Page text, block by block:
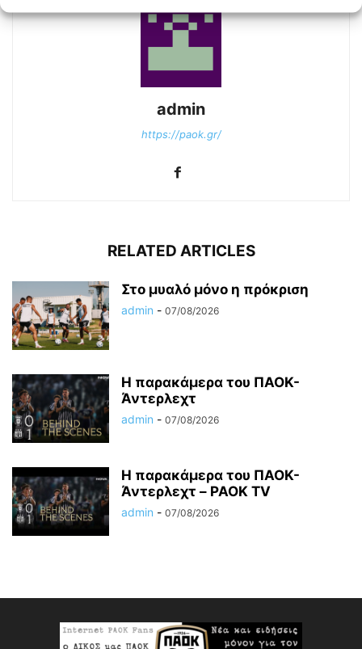
admin
https://paok.gr/
RELATED ARTICLES
Στο μυαλό μόνο η πρόκριση
admin - 07/08/2026
Η παρακάμερα του ΠΑΟΚ-
Άντερλεχτ
admin - 07/08/2026
Η παρακάμερα του ΠΑΟK-
Άντερλεχτ – PAOK TV
admin - 07/08/2026